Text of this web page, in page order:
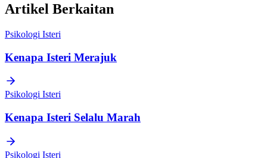
Artikel Berkaitan
Psikologi Isteri
Kenapa Isteri Merajuk
Psikologi Isteri
Kenapa Isteri Selalu Marah
Psikologi Isteri